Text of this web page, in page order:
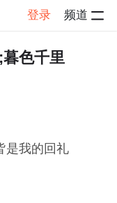
登录 频道
情
色千里
是我的回礼